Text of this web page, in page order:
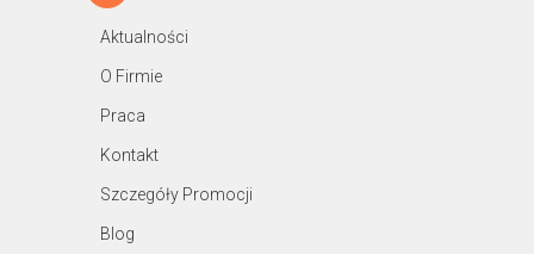
Aktualności
O Firmie
Praca
Kontakt
Szczegóły Promocji
Blog